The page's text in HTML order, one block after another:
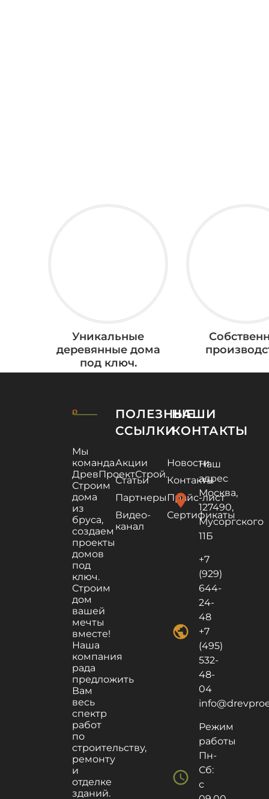
Уникальные
деревянные дома
под ключ.
Мы
команда
ДревПроектСтрой.
Строим
дома
из
бруса,
создаем
проекты
домов
под
ключ.
Строим
дом
вашей
мечты
вместе!
Наша
компания
рада
предложить
Вам
весь
спектр
работ
по
строительству,
ремонту
и
отделке
зданий.
ПОЛЕЗНЫЕ
ССЫЛКИ
Акции
Новости
Статьи
Контакты
Партнеры Прайс-лист
Видео-
канал
Сертификаты
НАШИ
КОНТАКТЫ
location_on
Наш
адрес
Москва,
127490,
Мусоргского
11Б
public
+7
(929)
644-
24-
48
+7
(495)
532-
48-
04
schedule
Режим
работы
Пн-
Сб:
с